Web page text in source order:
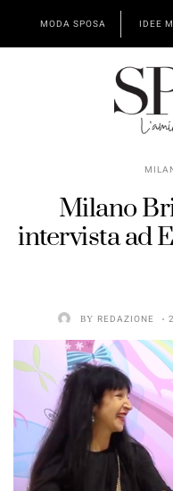
MODA SPOSA IDEE
Milano
intervista ad
BY REDAZIONE